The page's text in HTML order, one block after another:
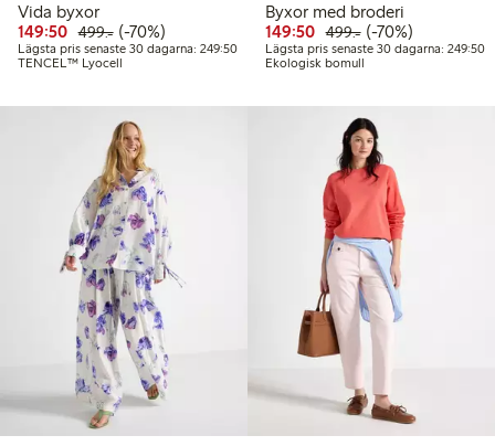
Vida byxor
149:50 Rabatterat pris: 149,50 kr
499:-Ordinarie pris: 499,00 kr
70% rabatt
(-70%)
Lägsta pris senaste 30 dagarna: 249:50Lägsta pris senaste 30 dagarna: 249,50 kr
TENCEL™ Lyocell
Byxor med broderi
149:50 Rabatterat pris: 149,50
499:-Ordinarie pris:
70% rabatt
(-70%)
Lägsta pris senaste 30 dagarna: 249:50
Ekologisk bomull